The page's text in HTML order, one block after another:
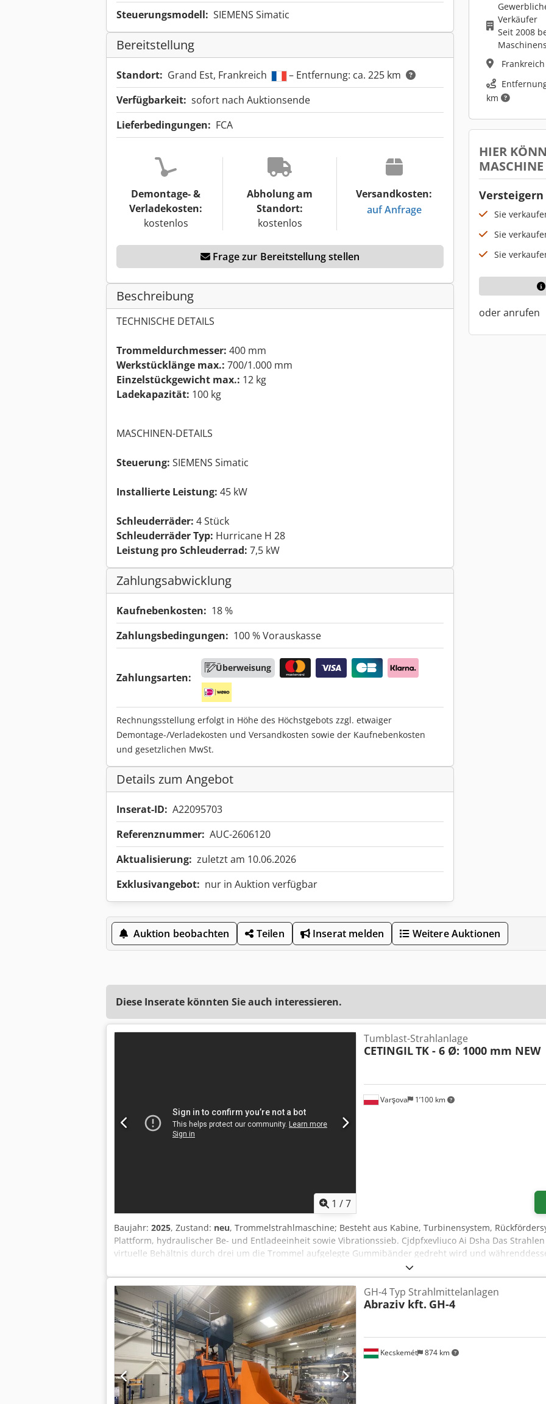
Steuerungsmodell: SIEMENS Simatic
Bereitstellung
Standort: Grand Est, Frankreich
– Entfernung: ca. 225 km
Verfügbarkeit: sofort nach Auktionsende
Lieferbedingungen: FCA
Demontage- &
Verladekosten:
kostenlos
Abholung am
Standort:
kostenlos
Versandkosten:
auf Anfrage
Frage zur Bereitstellung stellen
Beschreibung
TECHNISCHE DETAILS
Trommeldurchmesser: 400 mm
Werkstücklänge max.: 700/1.000 mm
Einzelstückgewicht max.: 12 kg
Ladekapazität: 100 kg
MASCHINEN-DETAILS
Steuerung: SIEMENS Simatic
Installierte Leistung: 45 kW
Schleuderräder: 4 Stück
Schleuderräder Typ: Hurricane H 28
Leistung pro Schleuderrad: 7,5 kW
Zahlungsabwicklung
Kaufnebenkosten: 18 %
Zahlungsbedingungen: 100 % Vorauskasse
Zahlungsarten:
Überweisung
Rechnungsstellung erfolgt in Höhe des Höchstgebots zzgl. etwaiger
Demontage-/Verladekosten und Versandkosten sowie der Kaufnebenkosten
und gesetzlichen MwSt.
Details zum Angebot
Inserat-ID: A22095703
Referenznummer: AUC-2606120
Aktualisierung: zuletzt am 10.06.2026
Exklusivangebot: nur in Auktion verfügbar
Verkäufer
Seit 2008
Frankreich
km
HIER
MASCHINE
Sie
Sie
Sie
oder anrufen
Auktion beobachten Teilen Inserat melden Weitere Auktionen
Diese Inserate könnten Sie auch interessieren.
1 /7
Varşova 1’100 km
Tumblast-Strahlanlage
CETINGILTK - 6 Ø: 1000 mm NEW
Baujahr: 2025, Zustand: neu, Trommelstrahlmaschine; Besteht aus Kabine, Turbinensystem,
Plattform, hydraulischer Be- und Entladeeinheit sowie Vibrationssieb. Cjdpfxevliuco Ai Dsha Das
virtuelle Behältnis durch drei um die Trommel aufgelegte Gummibänder gedreht wird und
Werkstücke beschleunigt. Die Strahlkabine ist aus ST-37 Blech gefertigt. Die vom Turbinenstrahl direkt
mit verschleißfestem Manganblech verstärkt, während die übrigen Zonen mit Hardox-Blech geschützt
Manganstahl ist optional möglich) Die verschleißfeste Belagplatte ist verschraubt ausgeführt, was einen
autorisiertes Personal Ihres Unternehmens ermöglicht. So können zukünftige, verschleißbedingte
werden. Die Maße der TK - 6 PREMIUM Maschine: Trommeldurchmesser Ø: 1000 mm, Länge zwischen
Beladekapazität von 800 kg. Turbinenabmessungen: 2 x F300 Typ, Ø 320 mm, mit 7,5 kW Motor.
Kecskemét 874 km
GH-4 Typ Strahlmittelanlagen
Abraziv kft. GH-4